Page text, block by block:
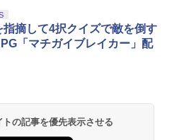
指摘して4択クイズで敵を倒す
「マチガイブレイカー」配
の記事を優先表示させる